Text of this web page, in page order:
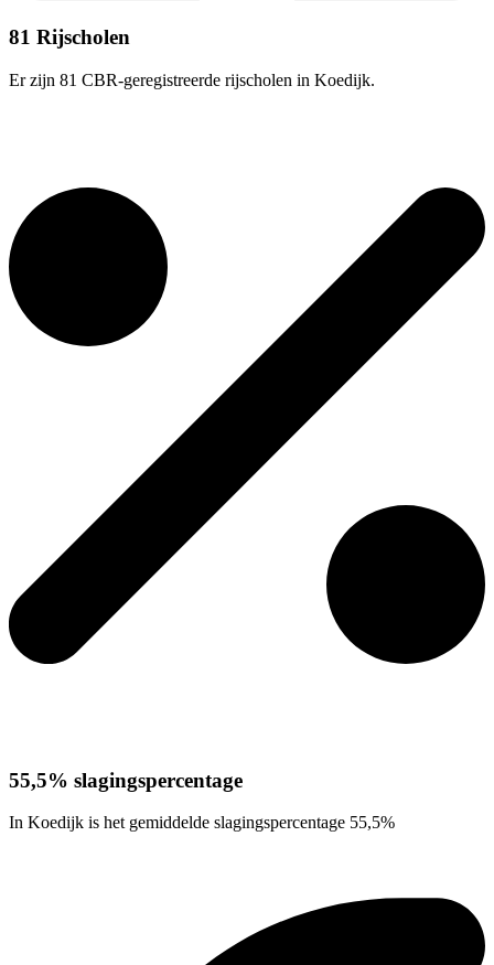
81 Rijscholen
Er zijn 81 CBR-geregistreerde rijscholen in Koedijk.
55,5% slagingspercentage
In Koedijk is het gemiddelde slagingspercentage 55,5%